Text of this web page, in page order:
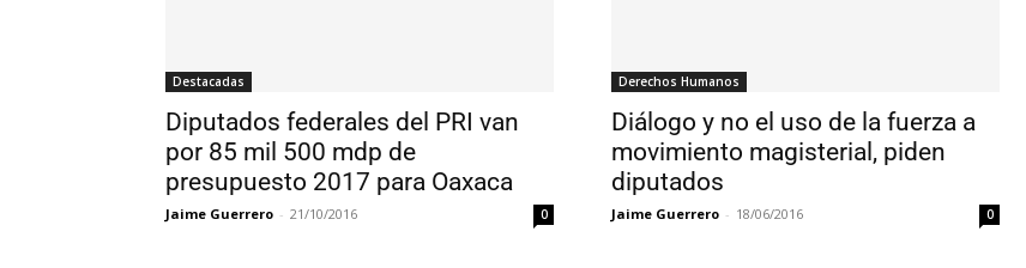
Destacadas
Diputados federales del PRI van
por 85 mil 500 mdp de
presupuesto 2017 para Oaxaca
Jaime Guerrero - 21/10/2016 0
Derechos Humanos
Diálogo y no el uso de la fuerza a
movimiento magisterial, piden
diputados
Jaime Guerrero - 18/06/2016 0